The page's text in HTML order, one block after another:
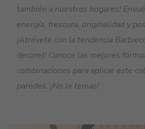
también a nuestros hogares!
energía, frescura, originalidad y
¡Atrévete con la tendencia
decore)! Conoce las mejores
combinaciones para aplicar este
paredes. ¡No le temas!